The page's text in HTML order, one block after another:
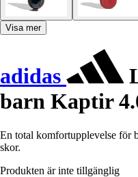
Visa mer
adidas
barn Kaptir
En total komfortupplevelse för
skor.
Produkten är inte tillgänglig